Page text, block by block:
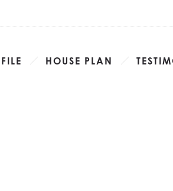
HOUSE PLAN